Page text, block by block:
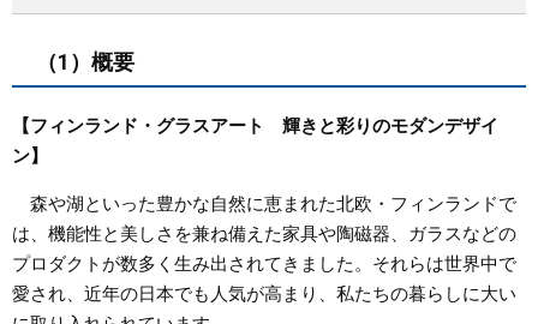
（1）概要
【フィンランド・グラスアート 輝きと彩りのモダンデザイ
ン】
森や湖といった豊かな自然に恵まれた北欧・フィンランドで
は、機能性と美しさを兼ね備えた家具や陶磁器、ガラスなどの
プロダクトが数多く生み出されてきました。それらは世界中で
愛され、近年の日本でも人気が高まり、私たちの暮らしに大い